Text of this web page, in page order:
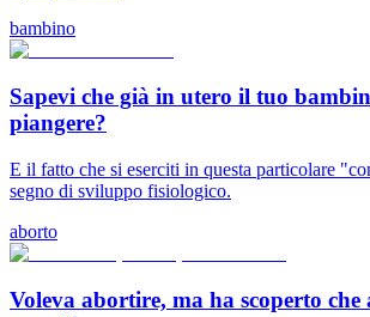
bambino
Sapevi che già in utero il tuo
piangere?
E il fatto che si eserciti in questa particolare
segno di sviluppo fisiologico.
aborto
Voleva abortire, ma ha scoperto che